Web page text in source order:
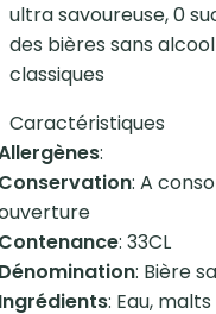
ultra savoureuse, 0
des bières sans
classiques
Caractéristiques
:
: A
: 33CL
: Bière
: Eau,